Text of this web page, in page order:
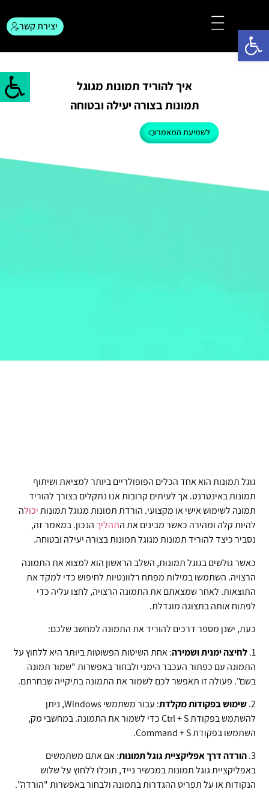
יצירת קשר
איך להוריד תמונות מגוגל
תמונות בצורה יעילה ובטוחה
לשמיעת המאמר
גוגל תמונות הוא אחד הכלים הפופולריים ביותר למציאת ושיתוף
תמונות באינטרנט. אך לעיתים קרובות אנו נתקלים בצורך להוריד
תמונה לשימוש אישי או מקצועי. הורדת תמונות מגוגל תמונותיכולה
להיות קלה ומהירה כאשר מבינים את התהליךהנכון. במאמר זה,
נסביר כיצד להוריד תמונות מגוגל תמונות בצורה יעילה ובטוחה.
כאשר גולשים בגוגל תמונות, השלב הראשון הוא למצוא את התמונה
הרצויה. השתמשו במילות מפתח רלוונטיות לחיפוש כדי למקד את
התוצאות. לאחר שמצאתם את התמונה הרצויה, לחצו עליה כדי
לפתוח אותה בתצוגה מוגדלת.
כעת, ישנן מספר דרכים להוריד את התמונה למחשב שלכם:
1. לחיצה ימנית ושמירה: אחת השיטות הפשוטות ביותר היא ללחוץ על
התמונה עם כפתור העכבר הימני ולבחור באפשרות "שמור תמונה
בשם". פעולה זו תאפשר לכם לשמור את התמונה בתיקייה שבחרתם.
2. שימוש בפקודות מקלדת
: עבור משתמשי Windows, ניתן
להשתמש בפקודת Ctrl + S כדי לשמור את התמונה. במחשבי מק,
השתמשו בפקודת Command + S.
3. הורדה דרך אפליקציית גוגל תמונות: אם אתם משתמשים
באפליקציית גוגל תמונות במכשיר נייד, תוכלו ללחוץ על שלוש
הנקודות או על תפריט ההגדרות בתמונה ולבחור באפשרות "הורדה".
פתח סרגל נגישות